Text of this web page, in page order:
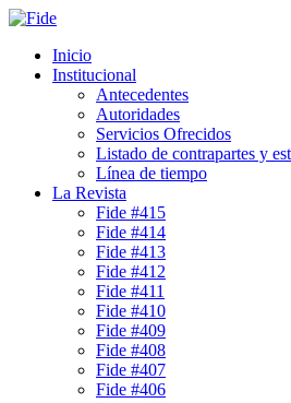
Inicio
Institucional
Antecedentes
Autoridades
Servicios Ofrecidos
Listado de contrapartes y
Línea de tiempo
La Revista
Fide #415
Fide #414
Fide #413
Fide #412
Fide #411
Fide #410
Fide #409
Fide #408
Fide #407
Fide #406